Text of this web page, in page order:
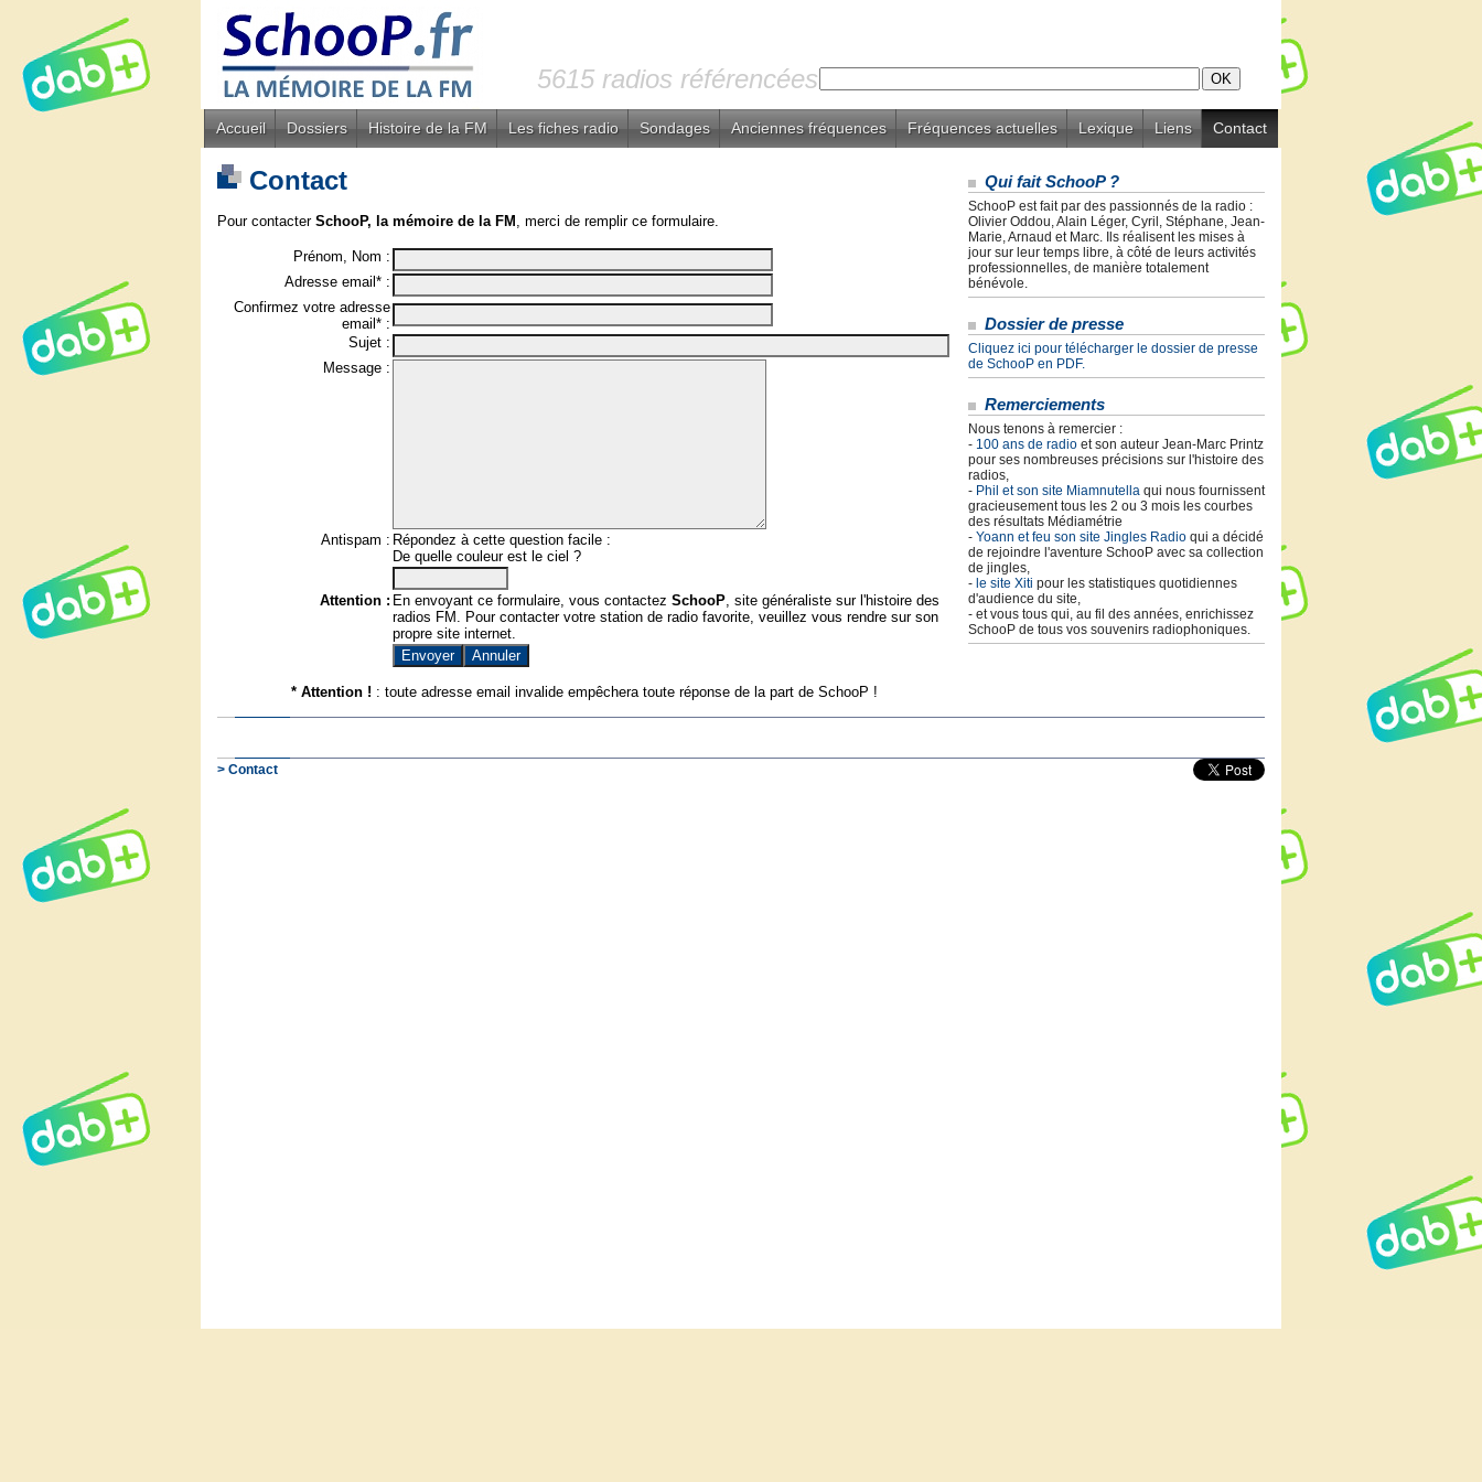
5615 radios référencées
Accueil Dossiers Histoire de la FM Les fiches radio Sondages Anciennes fréquences Fréquences actuelles Lexique Liens Contact
Contact
Pour contacter SchooP, la mémoire de la FM , merci de remplir ce formulaire.
Prénom, Nom :
Adresse email* :
Confirmez votre adresse
email* :
Sujet :
Message :
Antispam : Répondez à cette question facile :
De quelle couleur est le ciel ?
Attention : En envoyant ce formulaire, vous contactez SchooP, site généraliste sur l'histoire des
radios FM. Pour contacter votre station de radio favorite, veuillez vous rendre sur son
propre site internet.
* Attention ! : toute adresse email invalide empêchera toute réponse de la part de SchooP !
Qui fait SchooP ?
SchooP est fait par des passionnés de la radio :
Olivier Oddou, Alain Léger, Cyril, Stéphane, Jean-
Marie, Arnaud et Marc. Ils réalisent les mises à
jour sur leur temps libre, à côté de leurs activités
professionnelles, de manière totalement
bénévole.
Dossier de presse
Cliquez ici pour télécharger le dossier de presse
de SchooP en PDF.
Remerciements
Nous tenons à remercier :
- 100 ans de radio et son auteur Jean-Marc Printz
pour ses nombreuses précisions sur l'histoire des
radios,
- Phil et son site Miamnutella qui nous fournissent
gracieusement tous les 2 ou 3 mois les courbes
des résultats Médiamétrie
- Yoann et feu son site Jingles Radio qui a décidé
de rejoindre l'aventure SchooP avec sa collection
de jingles,
- le site Xiti pour les statistiques quotidiennes
d'audience du site,
- et vous tous qui, au fil des années, enrichissez
SchooP de tous vos souvenirs radiophoniques.
> Contact